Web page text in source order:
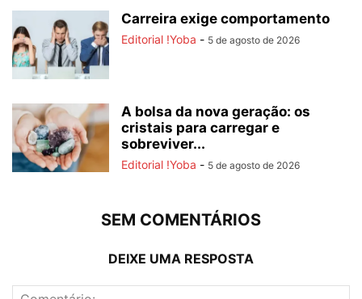
Carreira exige comportamento
Editorial !Yoba - 5 de agosto de 2026
A bolsa da nova geração: os
cristais para carregar e
sobreviver...
Editorial !Yoba - 5 de agosto de 2026
SEM COMENTÁRIOS
DEIXE UMA RESPOSTA